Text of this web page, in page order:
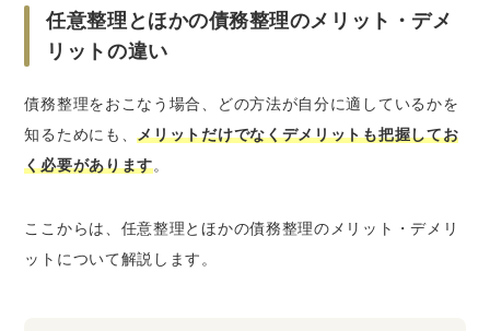
任意整理とほかの債務整理のメリット・デメ
リットの違い
債務整理をおこなう場合、どの方法が自分に適しているかを
知るためにも、メリットだけでなくデメリットも把握してお
く必要があります。
ここからは、任意整理とほかの債務整理のメリット・デメリ
ットについて解説します。